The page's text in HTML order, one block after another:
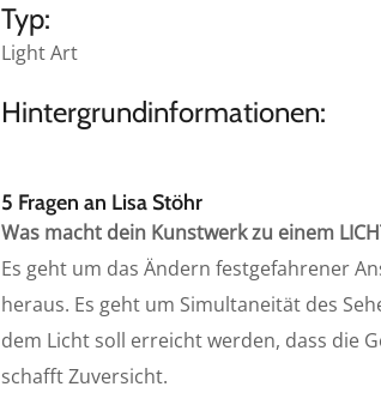
Typ:
Light Art
Hintergrundinformationen:
5 Fragen an Lisa Stöhr
Was macht dein Kunstwerk zu einem
Es geht um das Ändern festgefahrener
heraus. Es geht um Simultaneität des
dem Licht soll erreicht werden, dass die
schafft Zuversicht.